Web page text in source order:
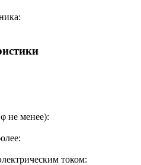
не менее):
током: